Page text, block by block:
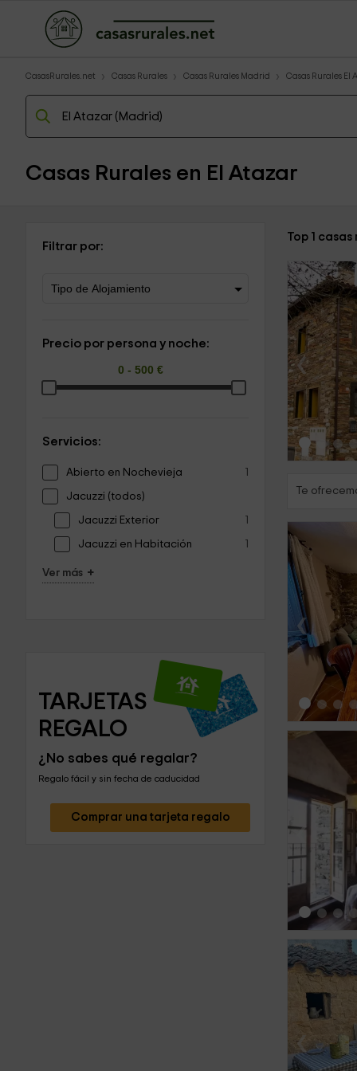
CasasRurales.net Casas Rurales Casas Rurales Madrid Casas Rurales El
Casas Rurales en El Atazar
Filtrar por:
Precio por persona y noche:
Servicios:
Abierto en Nochevieja 1
Jacuzzi (todos)
Jacuzzi Exterior 1
Jacuzzi en Habitación 1
Ver más +
TARJETAS
REGALO
¿No sabes qué regalar?
Regalo fácil y sin fecha de caducidad
Comprar una tarjeta regalo
Top 1
‹
Te
‹
‹
‹